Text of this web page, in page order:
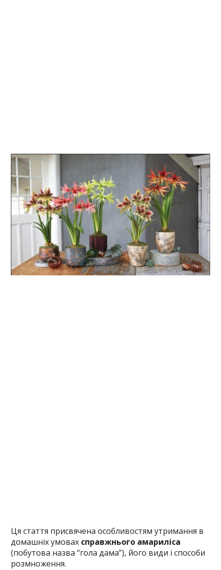
Ця стаття присвячена особливостям утримання в
домашніх умовах справжнього амариліса
(побутова назва “гола дама”), його види і способи
розмноження.